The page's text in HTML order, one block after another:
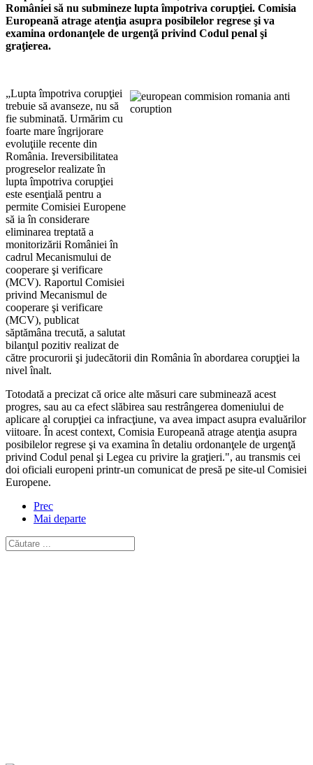
României să nu submineze lupta împotriva corupţiei. Comisia
Europeană atrage atenţia asupra posibilelor regrese şi va
examina ordonanţele de urgenţă privind Codul penal şi
graţierea.
„Lupta împotriva corupţiei
trebuie să avanseze, nu să
fie subminată. Urmărim cu
foarte mare îngrijorare
evoluţiile recente din
România. Ireversibilitatea
progreselor realizate în
lupta împotriva corupţiei
este esenţială pentru a
permite Comisiei Europene
să ia în considerare
eliminarea treptată a
monitorizării României în
cadrul Mecanismului de
cooperare şi verificare
(MCV). Raportul Comisiei
privind Mecanismul de
cooperare şi verificare
(MCV), publicat
săptămâna trecută, a salutat
bilanţul pozitiv realizat de
către procurorii şi judecătorii din România în abordarea corupţiei la
nivel înalt.
Totodată a precizat că orice alte măsuri care subminează acest
progres, sau au ca efect slăbirea sau restrângerea domeniului de
aplicare al corupţiei ca infracţiune, va avea impact asupra evaluărilor
viitoare. În acest context, Comisia Europeană atrage atenţia asupra
posibilelor regrese şi va examina în detaliu ordonanţele de urgenţă
privind Codul penal şi Legea cu privire la graţieri.", au transmis cei
doi oficiali europeni printr-un comunicat de presă pe site-ul Comisiei
Europene.
Prec
Mai departe